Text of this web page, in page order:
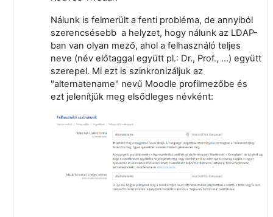
Nálunk is felmerült a fenti probléma, de annyiból
szerencsésebb a helyzet, hogy nálunk az LDAP-
ban van olyan mező, ahol a felhasználó teljes
neve (név előtaggal együtt pl.: Dr., Prof., ...) együtt
szerepel. Mi ezt is szinkronizáljuk az
"alternatename" nevű Moodle profilmezőbe és
ezt jelenítjük meg elsődleges névként: